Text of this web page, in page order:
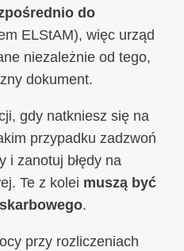
do
ELStAM), więc urząd
niezależnie od tego,
dokument.
gdy natkniesz się na
przypadku zadzwoń
i zanotuj błędy na
Te z kolei muszą być
.
przy rozliczeniach